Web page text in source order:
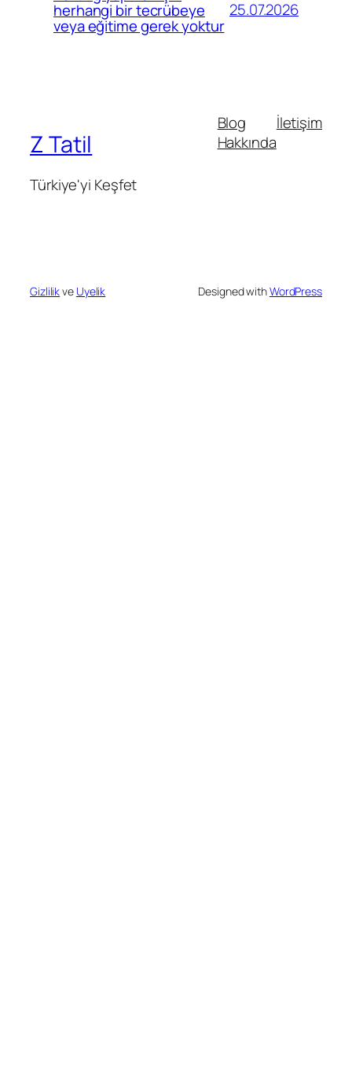
herhangi bir tecrübeye
veya eğitime gerek yoktur
25.07.2026
Z Tatil
Türkiye'yi Keşfet
Blog
Hakkında
İletişim
Gizlilikve Uyelik Designed withWordPress